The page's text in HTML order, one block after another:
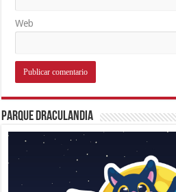
Web
Parque Draculandia